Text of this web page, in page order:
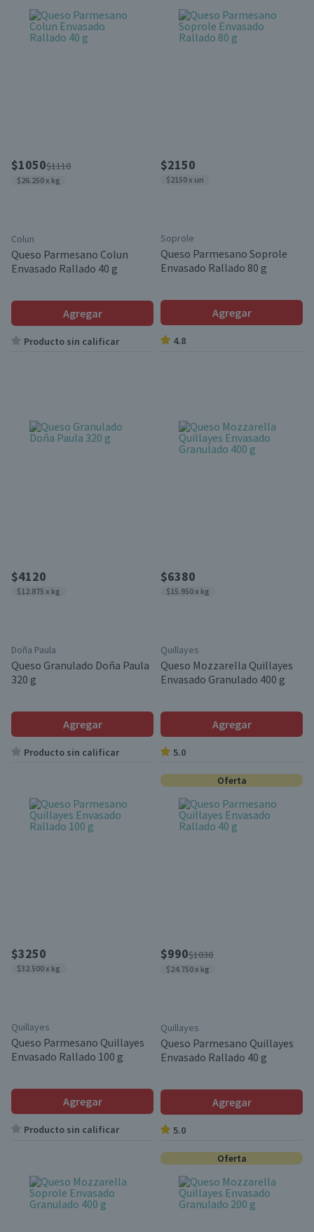
$1050$1110
$26.250 x kg
Colun
Queso Parmesano Colun
Envasado Rallado 40 g
Agregar
Producto sin calificar
$2150
$2150 x un
Soprole
Queso Parmesano Soprole
Envasado Rallado 80 g
Agregar
4.8
$4120
$12.875 x kg
Doña Paula
Queso Granulado Doña Paula
320 g
Agregar
Producto sin calificar
$6380
$15.950 x kg
Quillayes
Queso Mozzarella Quillayes
Envasado Granulado 400 g
Agregar
5.0
$3250
$32.500 x kg
Quillayes
Queso Parmesano Quillayes
Envasado Rallado 100 g
Agregar
Producto sin calificar
Oferta
$990$1030
$24.750 x kg
Quillayes
Queso Parmesano Quillayes
Envasado Rallado 40 g
Agregar
5.0
Oferta